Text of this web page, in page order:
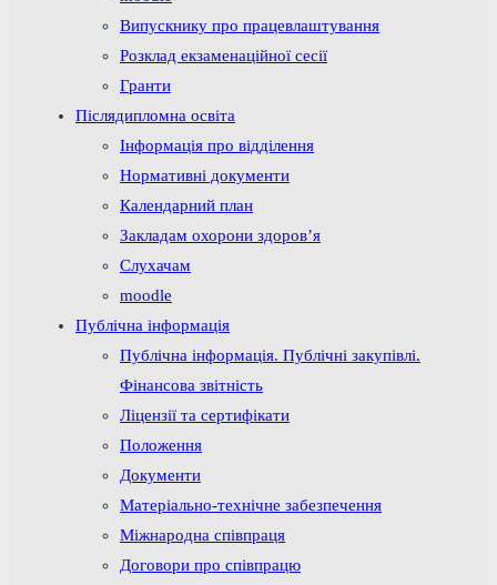
Випускнику про працевлаштування
Розклад екзаменаційної сесії
Гранти
Післядипломна освіта
Інформація про відділення
Нормативні документи
Календарний план
Закладам охорони здоров’я
Слухачам
moodle
Публічна інформація
Публічна інформація. Публічні закупівлі.
Фінансова звітність
Ліцензії та сертифікати
Положення
Документи
Матеріально-технічне забезпечення
Міжнародна співпраця
Договори про співпрацю